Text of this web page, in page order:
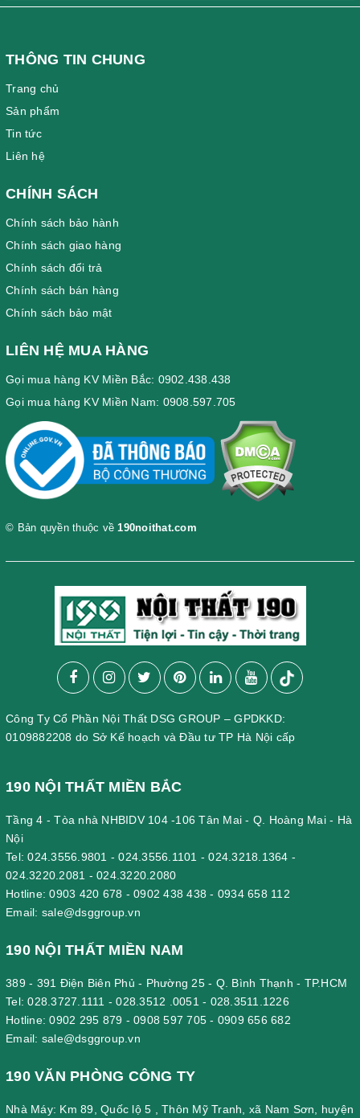
THÔNG TIN CHUNG
Trang chủ
Sản phẩm
Tin tức
Liên hệ
CHÍNH SÁCH
Chính sách bảo hành
Chính sách giao hàng
Chính sách đổi trả
Chính sách bán hàng
Chính sách bảo mật
LIÊN HỆ MUA HÀNG
Gọi mua hàng KV Miền Bắc: 0902.438.438
Gọi mua hàng KV Miền Nam: 0908.597.705
© Bản quyền thuộc về 190noithat.com
Công Ty Cổ Phần Nội Thất DSG GROUP – GPDKKD:
0109882208 do Sở Kế hoạch và Đầu tư TP Hà Nội cấp
190 NỘI THẤT MIỀN BẮC
Tầng 4 - Tòa nhà NHBIDV 104 -106 Tân Mai - Q. Hoàng Mai - Hà
Nội
Tel:024.3556.9801 -024.3556.1101 -024.3218.1364 -
024.3220.2081 - 024.3220.2080
Hotline:0903 420 678 - 0902 438 438 - 0934 658 112
Email: sale@dsggroup.vn
190 NỘI THẤT MIỀN NAM
389 - 391 Điện Biên Phủ - Phường 25 - Q. Bình Thạnh - TP.HCM
Tel:028.3727.1111 -028.3512 .0051 - 028.3511.1226
Hotline:0902 295 879 - 0908 597 705 - 0909 656 682
Email: sale@dsggroup.vn
190 VĂN PHÒNG CÔNG TY
Nhà Máy: Km 89, Quốc lộ 5 , Thôn Mỹ Tranh, xã Nam Sơn, huyện